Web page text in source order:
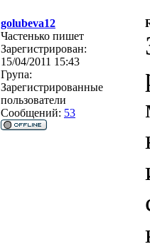
golubeva12
Частенько пишет
Зарегистрирован:
15/04/2011 15:43
Група:
Зарегистрированные
пользователи
Сообщений: 53